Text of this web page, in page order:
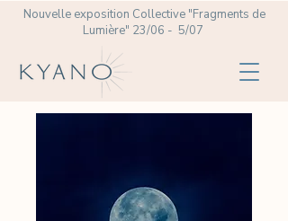
Nouvelle exposition Collective "Fragments de
Lumière" 23/06 - 5/07